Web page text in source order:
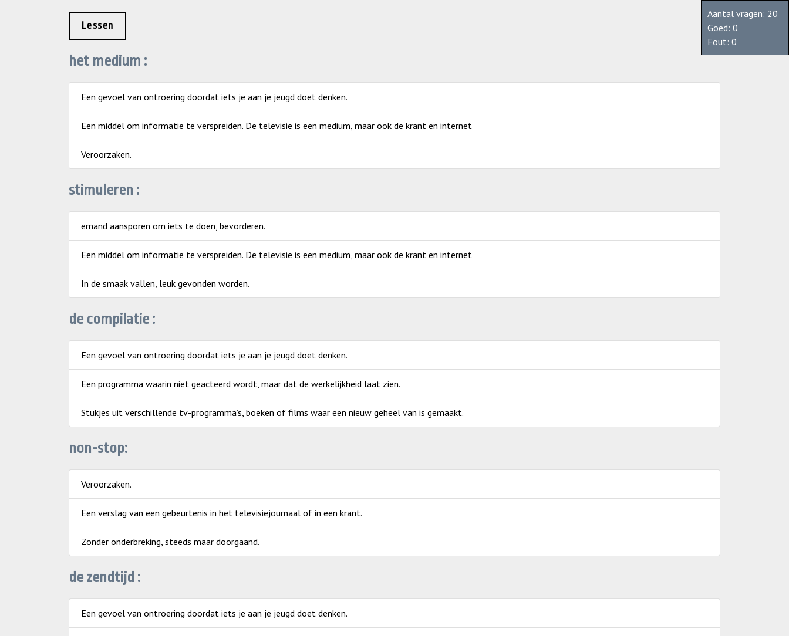
Lessen
Aantal vragen: 20
Goed: 0
Fout: 0
het medium :
Een gevoel van ontroering doordat iets je aan je jeugd doet denken.
Een middel om informatie te verspreiden. De televisie is een medium, maar ook de krant en internet
Veroorzaken.
stimuleren :
emand aansporen om iets te doen, bevorderen.
Een middel om informatie te verspreiden. De televisie is een medium, maar ook de krant en internet
In de smaak vallen, leuk gevonden worden.
de compilatie :
Een gevoel van ontroering doordat iets je aan je jeugd doet denken.
Een programma waarin niet geacteerd wordt, maar dat de werkelijkheid laat zien.
Stukjes uit verschillende tv-programma’s, boeken of films waar een nieuw geheel van is gemaakt.
non-stop:
Veroorzaken.
Een verslag van een gebeurtenis in het televisiejournaal of in een krant.
Zonder onderbreking, steeds maar doorgaand.
de zendtijd :
Een gevoel van ontroering doordat iets je aan je jeugd doet denken.